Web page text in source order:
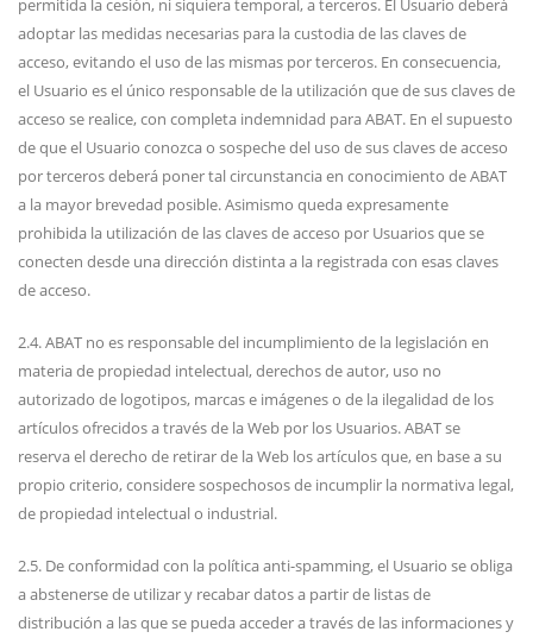
permitida la cesión, ni siquiera temporal, a terceros. El Usuario deberá
adoptar las medidas necesarias para la custodia de las claves de
acceso, evitando el uso de las mismas por terceros. En consecuencia,
el Usuario es el único responsable de la utilización que de sus claves de
acceso se realice, con completa indemnidad para ABAT. En el supuesto
de que el Usuario conozca o sospeche del uso de sus claves de acceso
por terceros deberá poner tal circunstancia en conocimiento de ABAT
a la mayor brevedad posible. Asimismo queda expresamente
prohibida la utilización de las claves de acceso por Usuarios que se
conecten desde una dirección distinta a la registrada con esas claves
de acceso.
2.4. ABAT no es responsable del incumplimiento de la legislación en
materia de propiedad intelectual, derechos de autor, uso no
autorizado de logotipos, marcas e imágenes o de la ilegalidad de los
artículos ofrecidos a través de la Web por los Usuarios. ABAT se
reserva el derecho de retirar de la Web los artículos que, en base a su
propio criterio, considere sospechosos de incumplir la normativa legal,
de propiedad intelectual o industrial.
2.5. De conformidad con la política anti-spamming, el Usuario se obliga
a abstenerse de utilizar y recabar datos a partir de listas de
distribución a las que se pueda acceder a través de las informaciones y